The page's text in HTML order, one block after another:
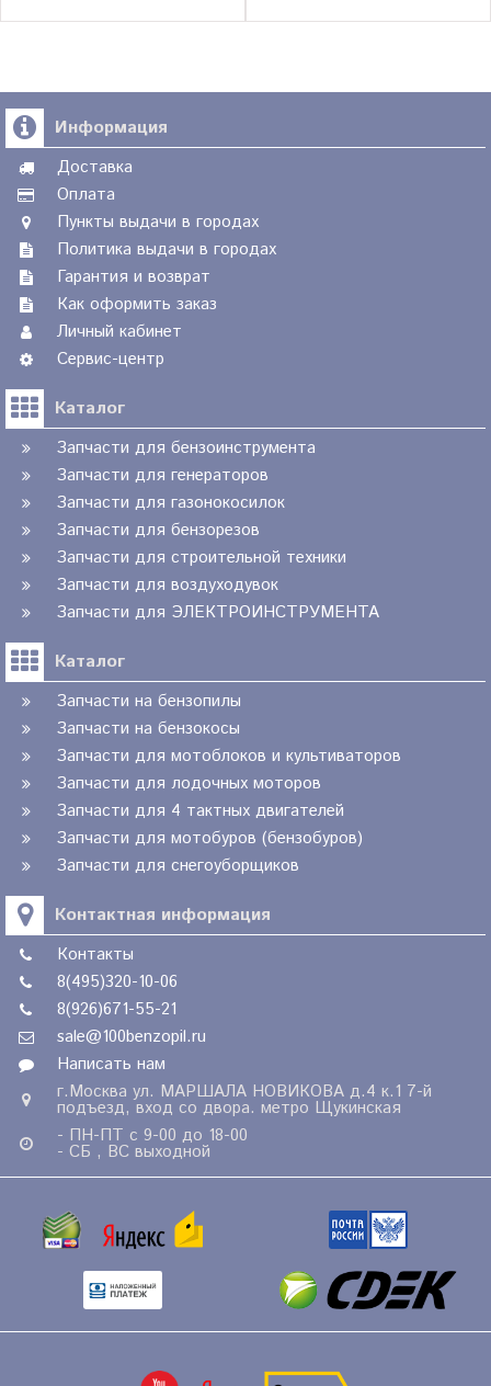
Информация
Доставка
Оплата
Пункты выдачи в городах
Политика выдачи в городах
Гарантия и возврат
Как оформить заказ
Личный кабинет
Сервис-центр
Каталог
Запчасти для бензоинструмента
Запчасти для генераторов
Запчасти для газонокосилок
Запчасти для бензорезов
Запчасти для строительной техники
Запчасти для воздуходувок
Запчасти для ЭЛЕКТРОИНСТРУМЕНТА
Каталог
Запчасти на бензопилы
Запчасти на бензокосы
Запчасти для мотоблоков и культиваторов
Запчасти для лодочных моторов
Запчасти для 4 тактных двигателей
Запчасти для мотобуров (бензобуров)
Запчасти для снегоуборщиков
Контактная информация
Контакты
8(495)320-10-06
8(926)671-55-21
sale@100benzopil.ru
Написать нам
г.Москва ул. МАРШАЛА НОВИКОВА д.4 к.1 7-й
подъезд, вход со двора. метро Щукинская
- ПН-ПТ с 9-00 до 18-00
- СБ , ВС выходной